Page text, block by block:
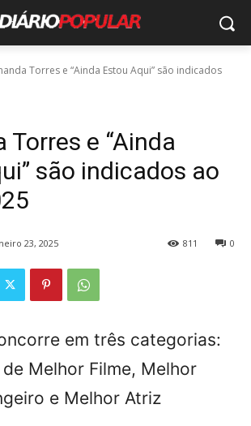
Torres e “Ainda Estou Aqui” são indicados
Torres e “Ainda
são indicados ao
23, 2025 0
811
em três categorias:
Melhor Filme, Melhor
e Melhor Atriz